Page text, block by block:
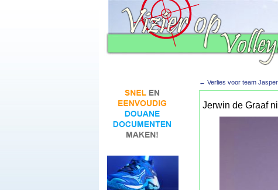
← Verlies voor team
Jerwin de Graaf